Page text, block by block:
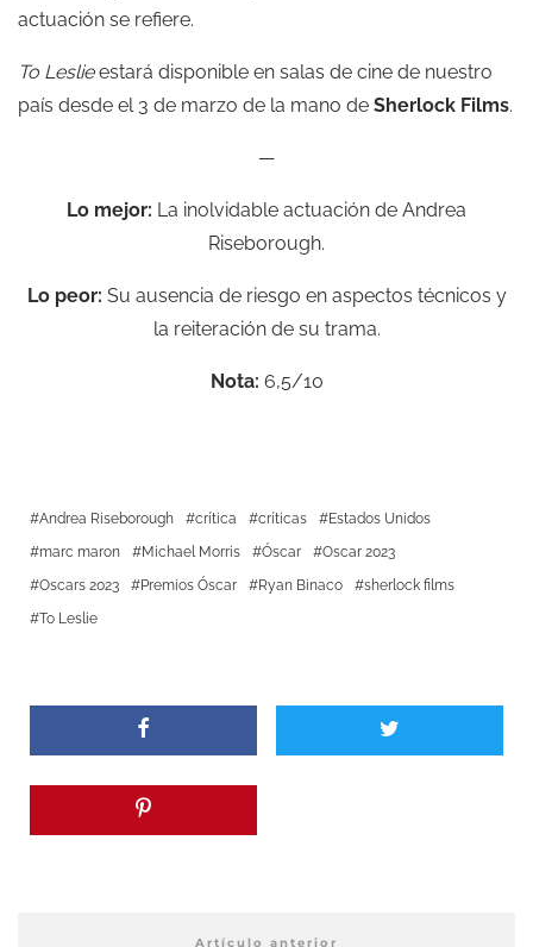
actuación se refiere.
To Leslieestará disponible en salas de cine de nuestro
país desde el 3 de marzo de la mano de Sherlock Films.
—
Lo mejor: La inolvidable actuación de Andrea
Riseborough.
Lo peor: Su ausencia de riesgo en aspectos técnicos y
la reiteración de su trama.
Nota: 6,5/10
Andrea Riseborough crítica críticas
Estados Unidos
marc maron
Michael Morris Óscar
Oscar 2023
Oscars 2023
Premios Óscar Ryan Binaco
sherlock films
To Leslie
Artículo anterior